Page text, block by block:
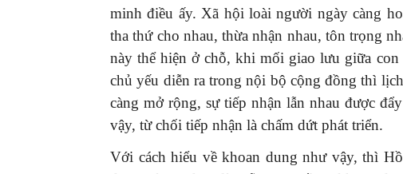
minh điều ấy. Xã hội loài người ngày càng
tha thứ cho nhau, thừa nhận nhau, tôn trọng
này thể hiện ở chỗ, khi mối giao lưu giữa
chủ yếu diễn ra trong nội bộ cộng đồng thì
càng mở rộng, sự tiếp nhận lẫn nhau được
vậy, từ chối tiếp nhận là chấm dứt phát triển.
Với cách hiểu về khoan dung như vậy, thì